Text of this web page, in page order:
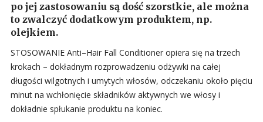
po jej zastosowaniu są dość szorstkie, ale można
to zwalczyć dodatkowym produktem, np.
olejkiem.
STOSOWANIE Anti–Hair Fall Conditioner opiera się na trzech
krokach – dokładnym rozprowadzeniu odżywki na całej
długości wilgotnych i umytych włosów, odczekaniu około pięciu
minut na wchłonięcie składników aktywnych we włosy i
dokładnie spłukanie produktu na koniec.